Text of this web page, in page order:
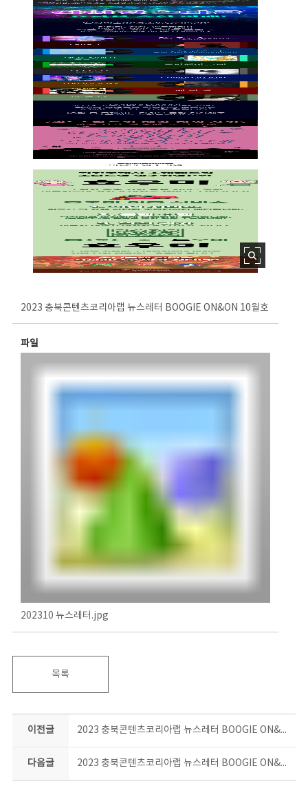
2023 충북콘텐츠코리아랩 뉴스레터 BOOGIE ON&ON 10월호
파일
202310 뉴스레터.jpg
목록
이전글 2023 충북콘텐츠코리아랩 뉴스레터 BOOGIE ON&ON 9월호
다음글 2023 충북콘텐츠코리아랩 뉴스레터 BOOGIE ON&ON 11월호